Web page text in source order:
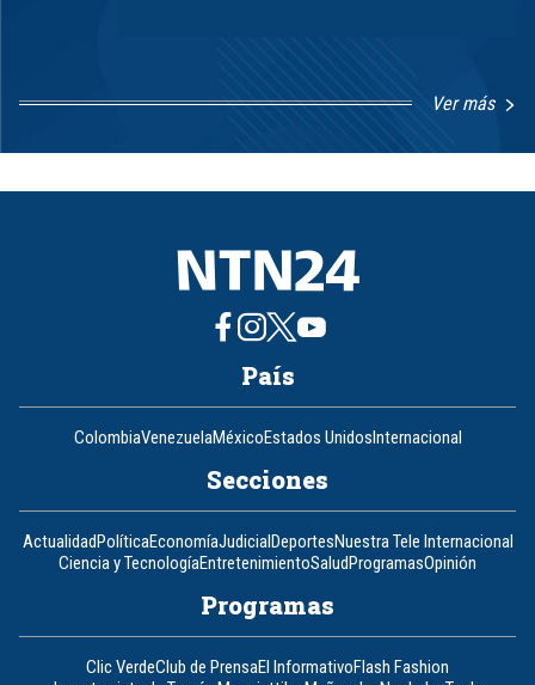
Ver más
8
País
ColombiaVenezuelaMéxicoEstados UnidosInternacional
Secciones
ActualidadPolíticaEconomíaJudicialDeportesNuestra Tele Internacional
Ciencia y TecnologíaEntretenimientoSaludProgramasOpinión
Programas
Clic VerdeClub de PrensaEl InformativoFlash Fashion